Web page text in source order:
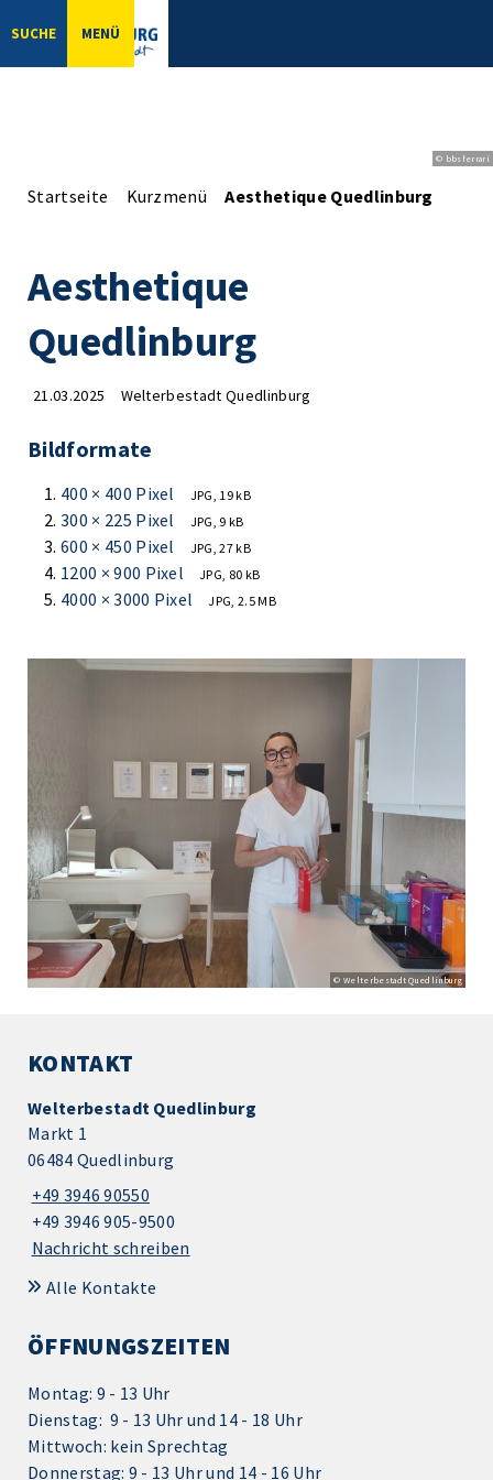
SUCHE MENÜ
© bbsferrari
Startseite Kurzmenü Aesthetique Quedlinburg
Aesthetique
Quedlinburg
21.03.2025 Welterbestadt Quedlinburg
Bildformate
400 × 400 Pixel JPG, 19 kB
300 × 225 Pixel JPG, 9 kB
600 × 450 Pixel JPG, 27 kB
1200 × 900 Pixel JPG, 80 kB
4000 × 3000 Pixel JPG, 2.5 MB
© Welterbestadt Quedlinburg
KONTAKT
Welterbestadt Quedlinburg
Markt 1
06484 Quedlinburg
+49 3946 90550
+49 3946 905-9500
Nachricht schreiben
Alle Kontakte
ÖFFNUNGSZEITEN
Montag: 9 - 13 Uhr
Dienstag: 9 - 13 Uhr und 14 - 18 Uhr
Mittwoch: kein Sprechtag
Donnerstag: 9 - 13 Uhr und 14 - 16 Uhr